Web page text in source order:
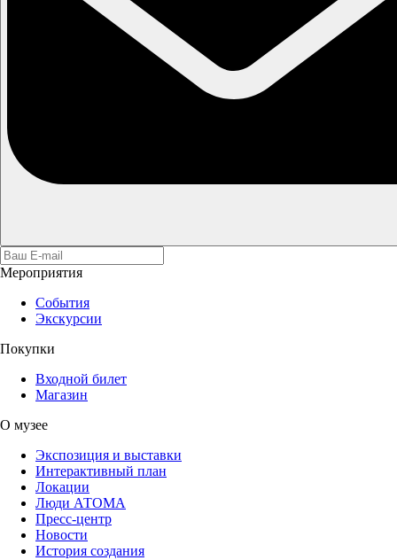
Мероприятия
События
Экскурсии
Покупки
Входной билет
Магазин
О музее
Экспозиция и выставки
Интерактивный план
Локации
Люди АТОМА
Пресс-центр
Новости
История создания